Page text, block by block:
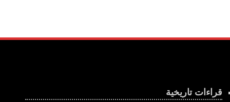
قراءات تاريخية